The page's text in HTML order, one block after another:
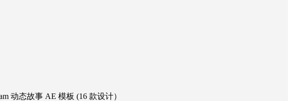
动态故事 AE 模板 (16 款设计）